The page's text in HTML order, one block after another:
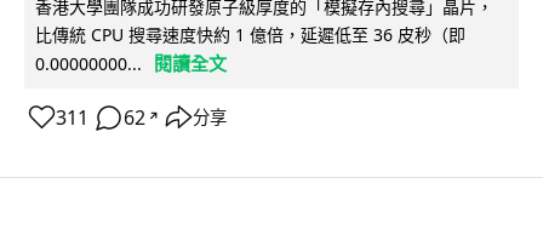
香港大學團隊成功研發原子級厚度的「模擬存內搜尋」晶片，
比傳統 CPU 搜尋速度快約 1 億倍，延遲低至 36 皮秒（即
0.00000000...
閱讀全文
311 62 ↗ 分享